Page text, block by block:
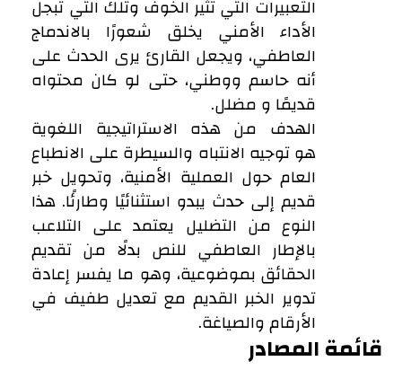
التعبيرات التي تثير الخوف وتلك التي تبجل
الأداء الأمني يخلق شعورًا بالاندماج
العاطفي، ويجعل القارئ يرى الحدث على
أنه حاسم ووطني، حتى لو كان محتواه
قديمًا و مضلل.
الهدف من هذه الاستراتيجية اللغوية
هو توجيه الانتباه والسيطرة على الانطباع
العام حول العملية الأمنية، وتحويل خبر
قديم إلى حدث يبدو استثنائيًا وطارئًا. هذا
النوع من التضليل يعتمد على التلاعب
بالإطار العاطفي للنص بدلًا من تقديم
الحقائق بموضوعية، وهو ما يفسر إعادة
تدوير الخبر القديم مع تعديل طفيف في
الأرقام والصياغة.
قائمة المصادر